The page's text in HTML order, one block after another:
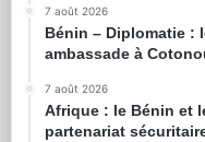
7 août 2026
Bénin – Diplomatie :
ambassade à
7 août 2026
Afrique : le Bénin et
partenariat